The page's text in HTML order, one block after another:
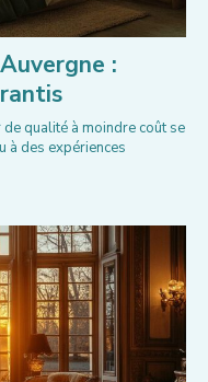
:
qualité à moindre coût se
à des expériences